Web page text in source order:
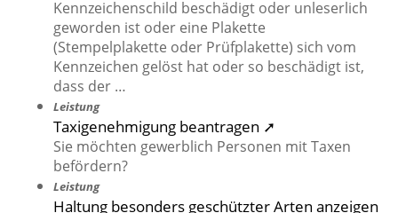
Kennzeichenschild beschädigt oder unleserlich
geworden ist oder eine Plakette
(Stempelplakette oder Prüfplakette) sich vom
Kennzeichen gelöst hat oder so beschädigt ist,
dass der …
Leistung
Taxigenehmigung beantragen ➚
Sie möchten gewerblich Personen mit Taxen
befördern?
Leistung
Haltung besonders geschützter Arten anzeigen